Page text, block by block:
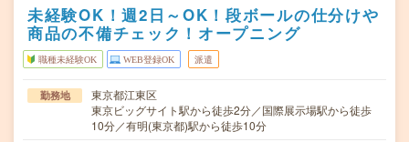
未経験OK！週2日～OK！段ボールの仕分けや
商品の不備チェック！オープニング
職種未経験OK WEB登録OK 派遣
勤務地
東京都江東区
東京ビッグサイト駅から徒歩2分／国際展示場駅から徒歩
10分／有明(東京都)駅から徒歩10分